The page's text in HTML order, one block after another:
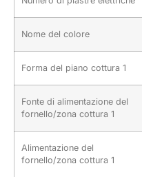
Nome del colore
Forma del piano cottura 1
Fonte di alimentazione del
fornello/zona cottura 1
Alimentazione del
fornello/zona cottura 1